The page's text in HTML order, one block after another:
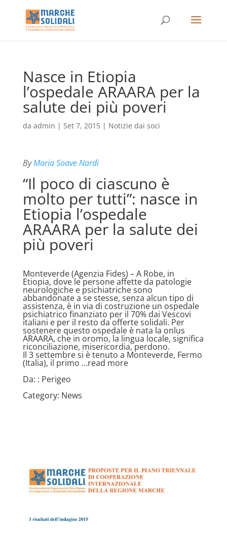
Nasce in Etiopia
l’ospedale ARAARA per la
salute dei più poveri
da admin | Set 7, 2015| Notizie dai soci
ByMaria Soave Nardi
“Il poco di ciascuno è
molto per tutti”: nasce in
Etiopia l’ospedale
ARAARA per la salute dei
più poveri
Monteverde (Agenzia Fides) – A Robe, in
Etiopia, dove le persone affette da patologie
neurologiche e psichiatriche sono
abbandonate a se stesse, senza alcun tipo di
assistenza, è in via di costruzione un ospedale
psichiatrico finanziato per il 70% dai Vescovi
italiani e per il resto da offerte solidali. Per
sostenere questo ospedale è nata la onlus
ARAARA, che in oromo, la lingua locale, significa
riconciliazione, misericordia, perdono.
Il 3 settembre si è tenuto a Monteverde, Fermo
(Italia), il primo …read more
Da: : Perigeo
Category: News